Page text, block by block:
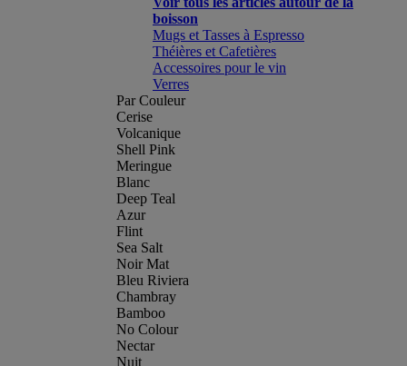
boisson
Mugs et Tasses à Espresso
Théières et Cafetières
Accessoires pour le vin
Verres
Par Couleur
Cerise
Volcanique
Shell Pink
Meringue
Blanc
Deep Teal
Azur
Flint
Sea Salt
Noir Mat
Bleu Riviera
Chambray
Bamboo
No Colour
Nectar
Nuit